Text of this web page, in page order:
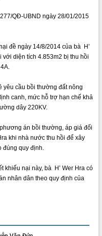
QĐ-UBND ngày 28/01/2015
đề ngày 14/8/2014 của bà H’
diện tích 4.853m2 bị thu hồi
yêu cầu bồi thường đất nông
canh, mức hỗ trợ hạn chế khả
dây 220KV.
án bồi thường, áp giá đối
khi nhà nước thu hồi để xây
quy định.
khiếu nại này, bà H’ Wer Hra có
nhân dân theo quy định của